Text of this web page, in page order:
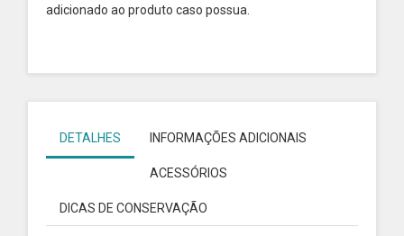
adicionado ao produto caso possua.
DETALHES INFORMAÇÕES ADICIONAIS
ACESSÓRIOS
DICAS DE CONSERVAÇÃO